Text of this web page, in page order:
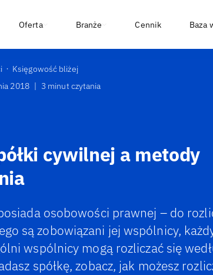
Oferta Branże Cennik Baza
Księgowość bliżej
2018 | 3 minut czytania
cywilnej a metody
osobowości prawnej – do
są zobowiązani jej wspólnicy,
wspólnicy mogą rozliczać się
spółkę, zobacz, jak możesz